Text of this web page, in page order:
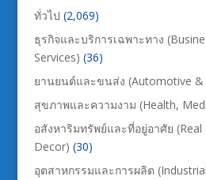
ทั่วไป (2,069)
ธุรกิจและบริการเฉพาะทาง
Services) (36)
ยานยนต์และขนส่ง (Automotive &
สุขภาพและความงาม (Health,
อสังหาริมทรัพย์และที่อยู่อาศัย
Decor) (30)
อุตสาหกรรมและการผลิต